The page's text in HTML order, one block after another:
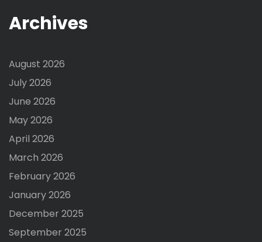
Archives
August 2026
July 2026
June 2026
May 2026
April 2026
March 2026
February 2026
January 2026
December 2025
September 2025